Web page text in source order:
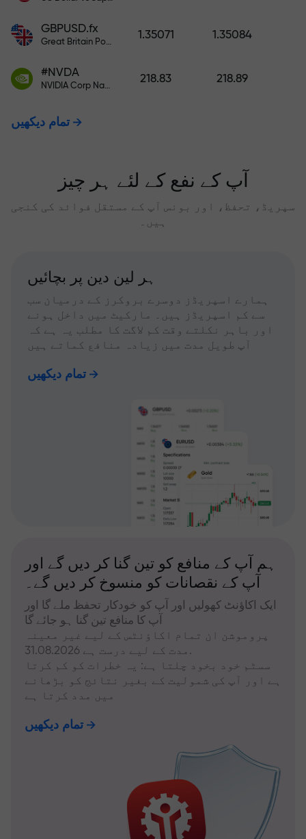
GBPUSD.fx
Great Britain Pound vs US Dollar
1.35071 1.35084
#NVDA
NVIDIA Corp Nasdaq Stock Exchange (Nasdaq) USD
218.83 218.89
تمام دیکھیں
آپ کے نفع کے لئے ہر چیز
سپریڈ، تحفظ، اور بونس آپ کے مستقل فوائد کی کنجی
ہیں۔
ہر لین دین پر بچائیں
ہمارے اسپریڈز دوسرے بروکرز کے درمیان سب
سے کم اسپریڈز ہیں۔ مارکیٹ میں داخل ہونے
اور باہر نکلتے وقت کم لاگت کا مطلب یہ ہے کہ
آپ طویل مدت میں زیادہ منافع کماتے ہیں
تمام دیکھیں
ہم آپ کے منافع کو تین گنا کر دیں گے اور
آپ کے نقصانات کو منسوخ کر دیں گے۔
ایک اکاؤنٹ کھولیں اور آپ کو خودکار تحفظ ملے گا اور
آپ کا منافع تین گنا ہو جائے گا
پروموشن ان تمام اکاؤنٹس کے لیے غیر معینہ
مدت کے لیے درست ہے 31.08.2026.
سسٹم خود بخود چلتا ہے: یہ خطرات کو کم کرتا
ہے اور آپ کی شمولیت کے بغیر نتائج کو بڑھانے
میں مدد کرتا ہے
تمام دیکھیں